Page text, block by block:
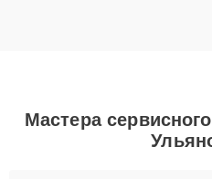
Мастера